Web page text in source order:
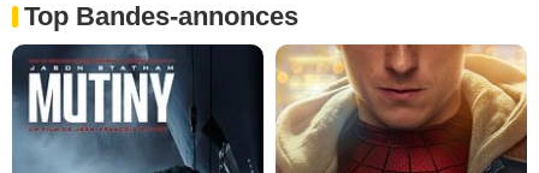
Top Bandes-annonces